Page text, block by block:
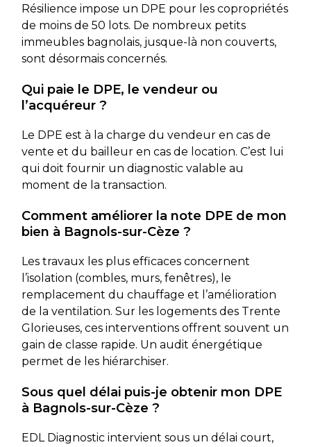
Résilience impose un DPE pour les copropriétés
de moins de 50 lots. De nombreux petits
immeubles bagnolais, jusque-là non couverts,
sont désormais concernés.
Qui paie le DPE, le vendeur ou
l’acquéreur ?
Le DPE est à la charge du vendeur en cas de
vente et du bailleur en cas de location. C’est lui
qui doit fournir un diagnostic valable au
moment de la transaction.
Comment améliorer la note DPE de mon
bien à Bagnols-sur-Cèze ?
Les travaux les plus efficaces concernent
l’isolation (combles, murs, fenêtres), le
remplacement du chauffage et l’amélioration
de la ventilation. Sur les logements des Trente
Glorieuses, ces interventions offrent souvent un
gain de classe rapide. Un audit énergétique
permet de les hiérarchiser.
Sous quel délai puis-je obtenir mon DPE
à Bagnols-sur-Cèze ?
EDL Diagnostic intervient sous un délai court,